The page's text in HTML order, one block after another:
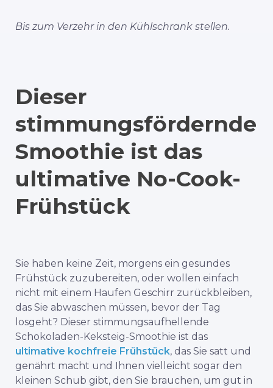
Bis zum Verzehr in den Kühlschrank stellen.
Dieser
stimmungsfördernde
Smoothie ist das
ultimative No-Cook-
Frühstück
Sie haben keine Zeit, morgens ein gesundes
Frühstück zuzubereiten, oder wollen einfach
nicht mit einem Haufen Geschirr zurückbleiben,
das Sie abwaschen müssen, bevor der Tag
losgeht? Dieser stimmungsaufhellende
Schokoladen-Keksteig-Smoothie ist das
ultimative kochfreie Frühstück, das Sie satt und
genährt macht und Ihnen vielleicht sogar den
kleinen Schub gibt, den Sie brauchen, um gut in